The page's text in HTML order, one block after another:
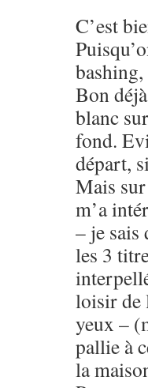
C’est
Bon
blanc
fond.
départ,
Mais
m’a
– je sais
les 3
loisir de
yeux –
pallie à
la